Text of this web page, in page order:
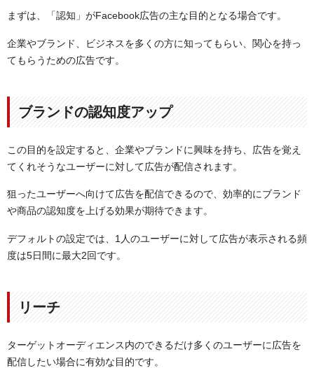
まずは、「認知」がFacebook広告の主な目的となる場合です。
企業やブランド、ビジネスを多くの方に知ってもらい、関心を持っ
てもらうための広告です。
ブランドの認知度アップ
この目的を設定すると、企業やブランドに興味を持ち、広告を覚え
てくれそうなユーザーに対して広告が配信されます。
狙ったユーザーへ向けて広告を配信できるので、効率的にブランド
や商品の認知度を上げる効果が期待できます。
デフォルトの設定では、1人のユーザーに対して広告が表示される頻
度は5日間に最大2回です。
リーチ
ターゲットオーディエンス内のできるだけ多くのユーザーに広告を
配信したい場合に有効な目的です。